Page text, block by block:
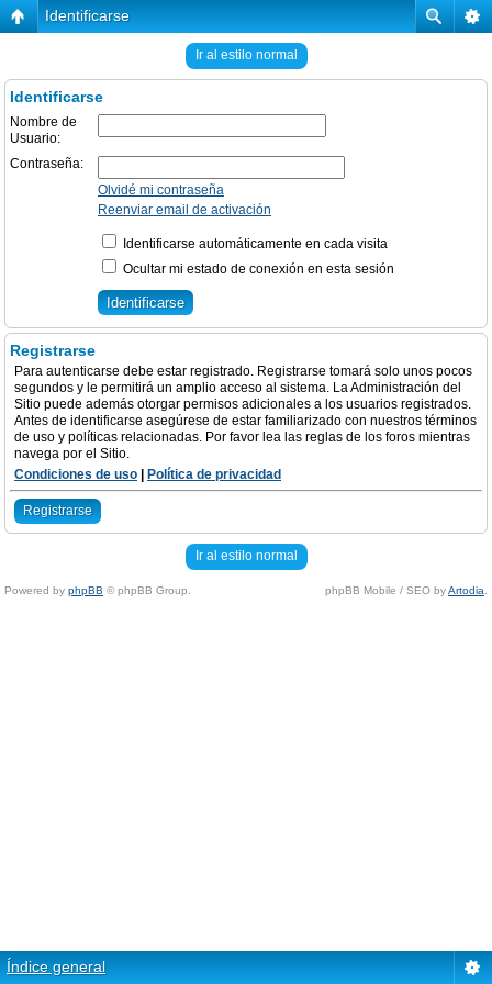
Identificarse
Ir al estilo normal
Identificarse
Nombre de
Usuario:
Contraseña:
Olvidé mi contraseña
Reenviar email de activación
Identificarse automáticamente en cada visita
Ocultar mi estado de conexión en esta sesión
Registrarse
Para autenticarse debe estar registrado. Registrarse tomará solo unos pocos
segundos y le permitirá un amplio acceso al sistema. La Administración del
Sitio puede además otorgar permisos adicionales a los usuarios registrados.
Antes de identificarse asegúrese de estar familiarizado con nuestros términos
de uso y políticas relacionadas. Por favor lea las reglas de los foros mientras
navega por el Sitio.
Condiciones de uso
Política de privacidad
Registrarse
Ir al estilo normal
Powered by phpBB © phpBB Group. phpBB Mobile / SEO byArtodia
Índice general